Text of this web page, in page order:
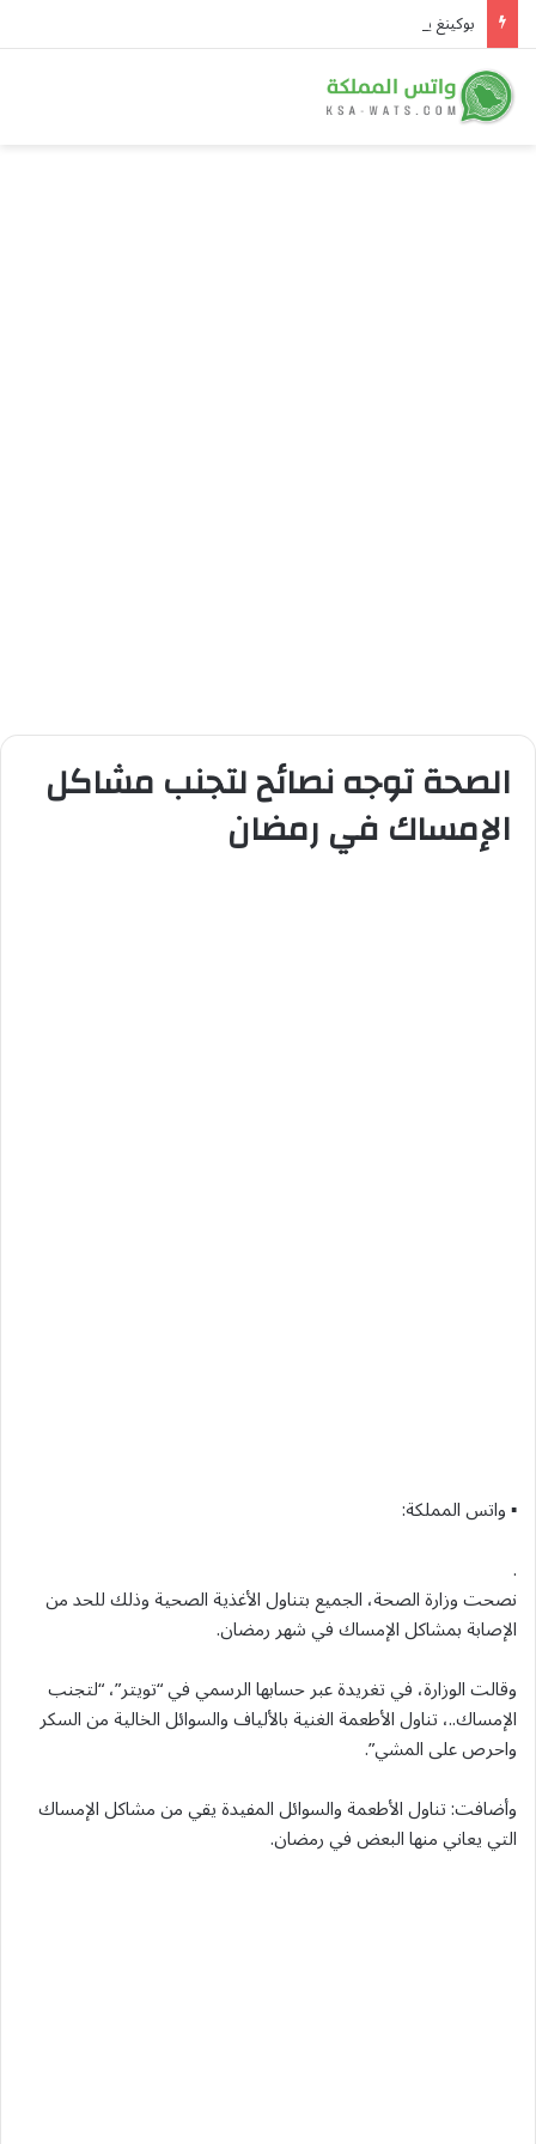
الصحة توجه نصائح لتجنب مشاكل
الإمساك في رمضان
▪ واتس المملكة:
.
نصحت وزارة الصحة، الجميع بتناول الأغذية الصحية وذلك للحد من
الإصابة بمشاكل الإمساك في شهر رمضان.
وقالت الوزارة، في تغريدة عبر حسابها الرسمي في “تويتر”، “لتجنب
الإمساك..، تناول الأطعمة الغنية بالألياف والسوائل الخالية من السكر
واحرص على المشي”.
وأضافت: تناول الأطعمة والسوائل المفيدة يقي من مشاكل الإمساك
التي يعاني منها البعض في رمضان.